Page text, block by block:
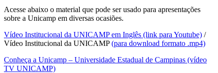
Acesse abaixo o material que pode ser usado para apresentações
sobre a Unicamp em diversas ocasiões.
Vídeo Institucional da UNICAMP em Inglês (link para Youtube) /
Vídeo Institucional da UNICAMP(para download formato .mp4)
Conheça a Unicamp – Universidade Estadual de Campinas (vídeo
TV UNICAMP)